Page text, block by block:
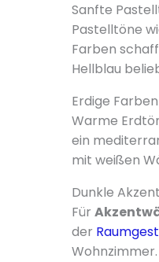
Sanfte
Pastelltöne
Farben
Hellblau
Erdige Farben
Warme
ein
mit weißen
Dunkle
Für
der